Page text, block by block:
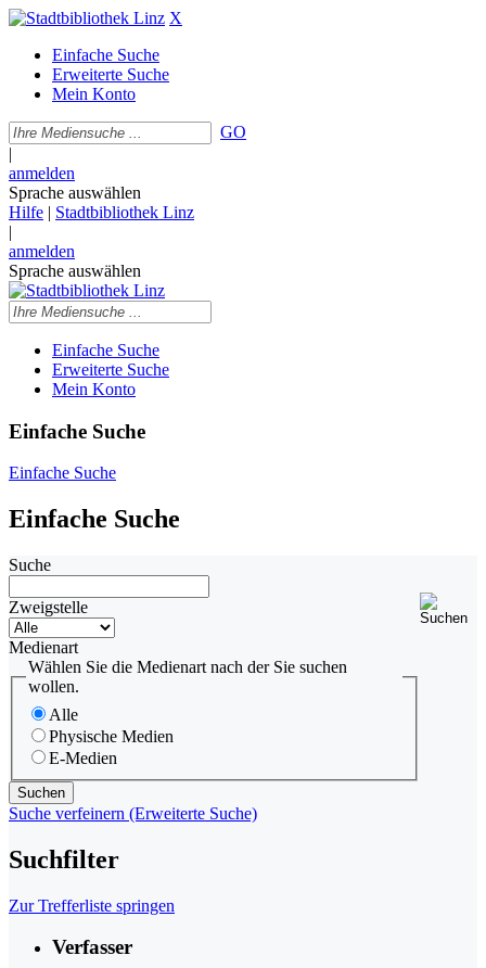
X
Einfache Suche
Erweiterte Suche
Mein Konto
GO
|
anmelden
Sprache auswählen
Hilfe | Stadtbibliothek Linz
|
anmelden
Sprache auswählen
Einfache Suche
Erweiterte Suche
Mein Konto
Einfache Suche
Einfache Suche
Einfache Suche
Suche
Zweigstelle
Medienart
Wählen Sie die Medienart nach der Sie suchen
wollen.
Alle
Physische Medien
E-Medien
Suche verfeinern (Erweiterte Suche)
Suchfilter
Zur Trefferliste springen
Verfasser